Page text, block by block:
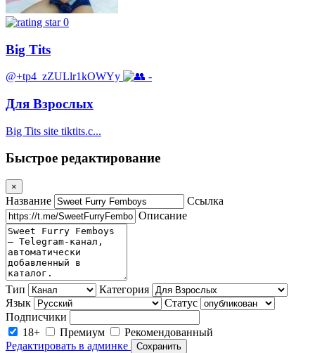
0
Big Tits
@+tp4_zZULlr1kOWYy -
Для Взрослых
Big Tits site tiktits.c...
Быстрое редактирование
×
Название
Ссылка
Описание
Тип
Категория
Язык
Статус
Подписчики
18+
Премиум
Рекомендованный
Редактировать в админке
Сохранить